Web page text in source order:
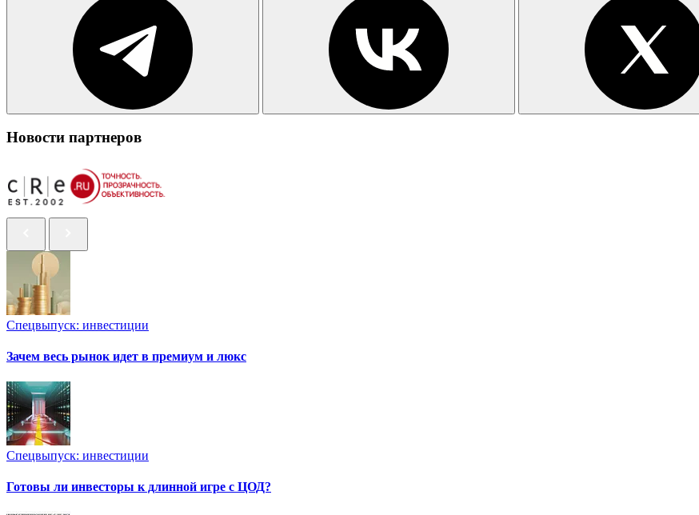
Новости партнеров
Спецвыпуск: инвестиции
Зачем весь рынок идет в премиум и люкс
Спецвыпуск: инвестиции
Готовы ли инвесторы к длинной игре с ЦОД?